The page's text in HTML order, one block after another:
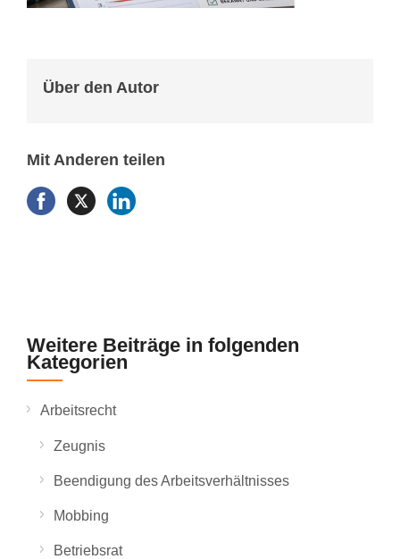
Über den Autor
Mit Anderen teilen
Weitere Beiträge in folgenden
Kategorien
Arbeitsrecht
Zeugnis
Beendigung des Arbeitsverhältnisses
Mobbing
Betriebsrat